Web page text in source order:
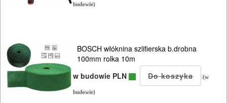
budowie)
BOSCH włóknina szlifierska b.drobna
100mm rolka 10m
w budowie PLN
(w
budowie)